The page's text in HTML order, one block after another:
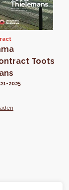
Toots
2025